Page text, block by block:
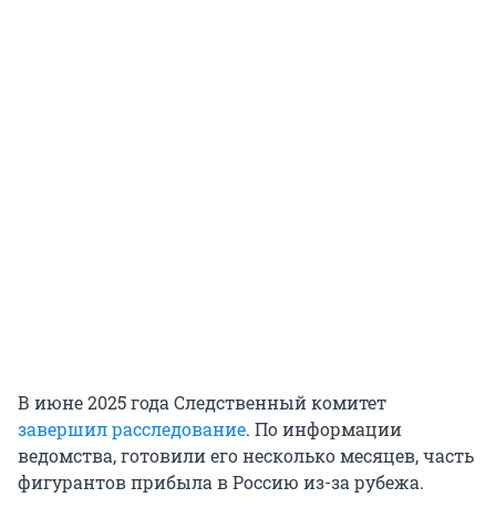
В июне 2025 года Следственный комитет
завершил расследование. По информации
ведомства, готовили его несколько месяцев, часть
фигурантов прибыла в Россию из-за рубежа.